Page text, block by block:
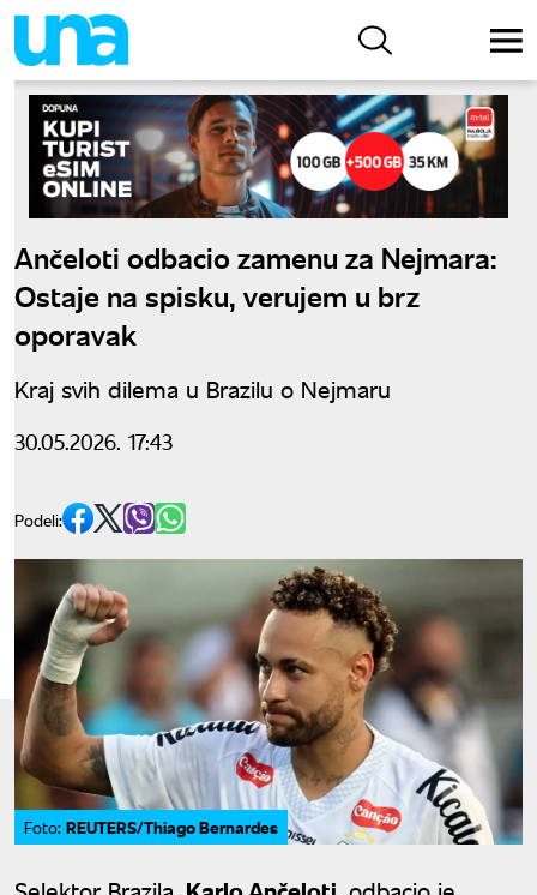
Ančeloti odbacio zamenu za Nejmara:
Ostaje na spisku, verujem u brz
oporavak
Kraj svih dilema u Brazilu o Nejmaru
30.05.2026. 17:43
Podeli:
Foto: REUTERS/Thiago Bernardes